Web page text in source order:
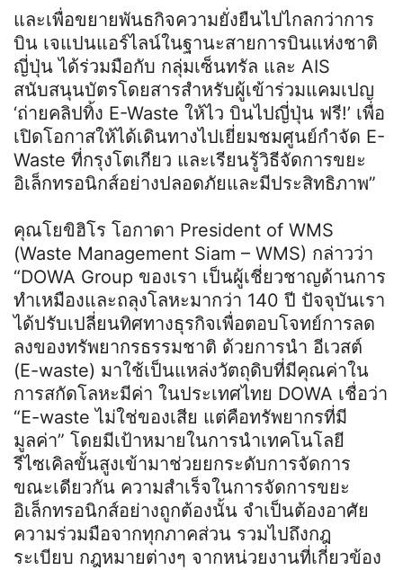
และเพื่อขยายพันธกิจความยั่งยืนไปไกลกว่าการ
บิน เจแปนแอร์ไลน์ในฐานะสายการบินแห่งชาติ
ญี่ปุ่น ได้ร่วมมือกับ กลุ่มเซ็นทรัล และ AIS
สนับสนุนบัตรโดยสารสำหรับผู้เข้าร่วมแคมเปญ
‘ถ่ายคลิปทิ้ง E-Waste ให้ไว บินไปญี่ปุ่น ฟรี!’ เพื่อ
เปิดโอกาสให้ได้เดินทางไปเยี่ยมชมศูนย์กำจัด E-
Waste ที่กรุงโตเกียว และเรียนรู้วิธีจัดการขยะ
อิเล็กทรอนิกส์อย่างปลอดภัยและมีประสิทธิภาพ”
คุณโยขิฮิโร โอกาดา President of WMS
(Waste Management Siam – WMS) กล่าวว่า
“DOWA Group ของเรา เป็นผู้เชี่ยวชาญด้านการ
ทำเหมืองและถลุงโลหะมากว่า 140 ปี ปัจจุบันเรา
ได้ปรับเปลี่ยนทิศทางธุรกิจเพื่อตอบโจทย์การลด
ลงของทรัพยากรธรรมชาติ ด้วยการนำ อีเวสต์
(E-waste) มาใช้เป็นแหล่งวัตถุดิบที่มีคุณค่าใน
การสกัดโลหะมีค่า ในประเทศไทย DOWA เชื่อว่า
“E-waste ไม่ใช่ของเสีย แต่คือทรัพยากรที่มี
มูลค่า” โดยมีเป้าหมายในการนำเทคโนโลยี
รีไซเคิลขั้นสูงเข้ามาช่วยยกระดับการจัดการ
ขณะเดียวกัน ความสำเร็จในการจัดการขยะ
อิเล็กทรอนิกส์อย่างถูกต้องนั้น จำเป็นต้องอาศัย
ความร่วมมือจากทุกภาคส่วน รวมไปถึงกฎ
ระเบียบ กฎหมายต่างๆ จากหน่วยงานที่เกี่ยวข้อง